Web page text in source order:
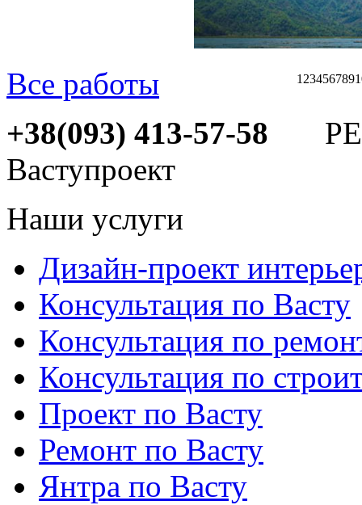
1 23456789
Все работы
+38(093) 413-57-58
Ваступроект
Наши услуги
Дизайн-проект
Консультация по Васту
Консультация по
Консультация по
Проект по Васту
Ремонт по Васту
Янтра по Васту